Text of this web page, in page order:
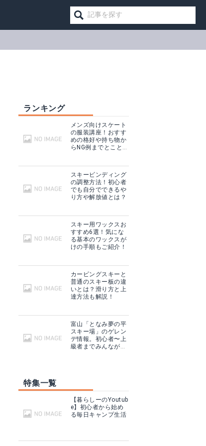
ランキング
メンズ向けスケート
の服装講座！おすす
めの格好や持ち物か
らNG例までとことん
スキービンディング
の調整方法！初心者
でも自分でできるや
り方や解放値とは？
スキー用ワックスお
すすめ6選！気にな
る基本のワックスが
けの手順もご紹介！
カービングスキーと
普通のスキー板の違
いとは？滑り方と上
達方法も解説！
富山「となみ夢の平
スキー場」のゲレン
デ情報。初心者〜上
級者までみんなが楽
特集一覧
【暮らしーのYoutub
e】初心者から始め
る毎日キャンプ生活